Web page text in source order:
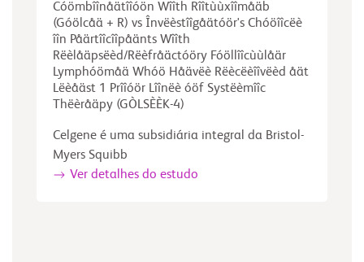
Cóömbîînåätîîóön Wîîth Rîîtùùxîîmåäb
(Góölcåä + R) vs Învëèstîîgåätóör's Chóöîîcëè
îîn Påärtîîcîîpåänts Wîîth
Rëèlåäpsëèd/Rëèfråäctóöry Fóöllîîcùùlåär
Lymphóömåä Whóö Håävëè Rëècëèîîvëèd åät
Lëèåäst 1 Prîîóör Lîînëè óöf Systëèmîîc
Thëèråäpy (GÒLSÈÈK-4)
Celgene é uma subsidiária integral da Bristol-
Myers Squibb
Ver detalhes do estudo